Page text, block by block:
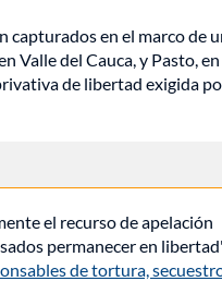
capturados en el marco de
Valle del Cauca, y Pasto,
de libertad exigida
el recurso de apelación
permanecer en
de tortura,